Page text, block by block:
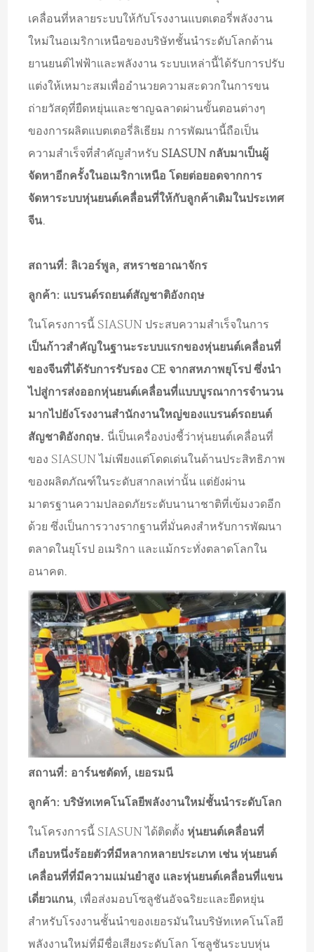
เคลื่อนที่หลายระบบให้กับโรงงานแบตเตอรี่พลังงาน
ใหม่ในอเมริกาเหนือของบริษัทชั้นนำระดับโลกด้าน
ยานยนต์ไฟฟ้าและพลังงาน ระบบเหล่านี้ได้รับการปรับ
แต่งให้เหมาะสมเพื่ออำนวยความสะดวกในการขน
ถ่ายวัสดุที่ยืดหยุ่นและชาญฉลาดผ่านขั้นตอนต่างๆ
ของการผลิตแบตเตอรี่ลิเธียม การพัฒนานี้ถือเป็น
ความสำเร็จที่สำคัญสำหรับ SIASUN กลับมาเป็นผู้
จัดหาอีกครั้งในอเมริกาเหนือ โดยต่อยอดจากการ
จัดหาระบบหุ่นยนต์เคลื่อนที่ให้กับลูกค้าเดิมในประเทศ
จีน.
สถานที่: ลิเวอร์พูล, สหราชอาณาจักร
ลูกค้า: แบรนด์รถยนต์สัญชาติอังกฤษ
ในโครงการนี้ SIASUN ประสบความสำเร็จในการ
เป็นก้าวสำคัญในฐานะระบบแรกของหุ่นยนต์เคลื่อนที่
ของจีนที่ได้รับการรับรอง CE จากสหภาพยุโรป ซึ่งนำ
ไปสู่การส่งออกหุ่นยนต์เคลื่อนที่แบบบูรณาการจำนวน
มากไปยังโรงงานสำนักงานใหญ่ของแบรนด์รถยนต์
สัญชาติอังกฤษ. นี่เป็นเครื่องบ่งชี้ว่าหุ่นยนต์เคลื่อนที่
ของ SIASUN ไม่เพียงแต่โดดเด่นในด้านประสิทธิภาพ
ของผลิตภัณฑ์ในระดับสากลเท่านั้น แต่ยังผ่าน
มาตรฐานความปลอดภัยระดับนานาชาติที่เข้มงวดอีก
ด้วย ซึ่งเป็นการวางรากฐานที่มั่นคงสำหรับการพัฒนา
ตลาดในยุโรป อเมริกา และแม้กระทั่งตลาดโลกใน
อนาคต.
สถานที่: อาร์นชตัดท์, เยอรมนี
ลูกค้า: บริษัทเทคโนโลยีพลังงานใหม่ชั้นนำระดับโลก
ในโครงการนี้ SIASUN ได้ติดตั้ง หุ่นยนต์เคลื่อนที่
เกือบหนึ่งร้อยตัวที่มีหลากหลายประเภท เช่น หุ่นยนต์
เคลื่อนที่ที่มีความแม่นยำสูง และหุ่นยนต์เคลื่อนที่แขน
เดี่ยวแกน, เพื่อส่งมอบโซลูชันอัจฉริยะและยืดหยุ่น
สำหรับโรงงานชั้นนำของเยอรมันในบริษัทเทคโนโลยี
พลังงานใหม่ที่มีชื่อเสียงระดับโลก โซลูชันระบบหุ่น